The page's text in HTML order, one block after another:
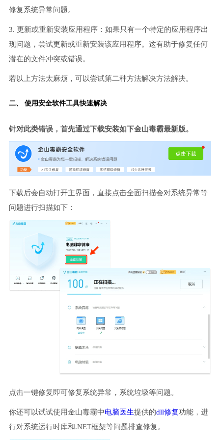
修复系统异常问题。
3. 更新或重新安装应用程序：如果只有一个特定的应用程序出
现问题，尝试更新或重新安装该应用程序。这有助于修复任何
潜在的文件冲突或错误。
若以上方法太麻烦，可以尝试第二种方法解决方法解决。
二、 使用安全软件工具快速解决
针对此类错误，首先通过下载安装如下金山毒霸最新版。
下载后会自动打开主界面，直接点击全面扫描会对系统异常等
问题进行扫描如下：
点击一键修复即可修复系统异常，系统垃圾等问题。
你还可以试试使用金山毒霸中电脑医生提供的dll修复功能，进
行对系统运行时库和.NET框架等问题排查修复。